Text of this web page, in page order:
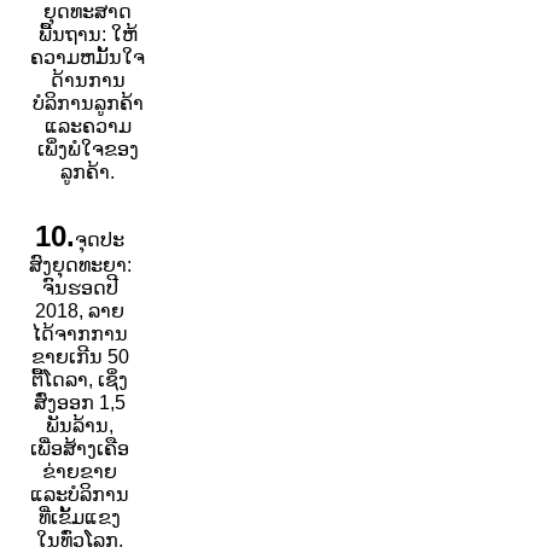
ຍຸດທະສາດ
ພື້ນຖານ: ໃຫ້
ຄວາມຫມັ້ນໃຈ
ດ້ານການ
ບໍລິການລູກຄ້າ
ແລະຄວາມ
ເພິ່ງພໍໃຈຂອງ
ລູກຄ້າ.
10.ຈຸດປະ
ສົງຍຸດທະຍາ:
ຈົນຮອດປີ
2018, ລາຍ
ໄດ້ຈາກການ
ຂາຍເກີນ 50
ຕື້ໂດລາ, ເຊິ່ງ
ສົ່ງອອກ 1,5
ພັນລ້ານ,
ເພື່ອສ້າງເຄືອ
ຂ່າຍຂາຍ
ແລະບໍລິການ
ທີ່ເຂັ້ມແຂງ
ໃນທົ່ວໂລກ.